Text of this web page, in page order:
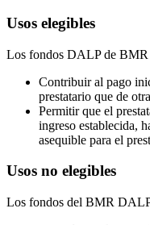
Usos elegibles
Los fondos DALP de BMR
Contribuir al pago
prestatario que de
Permitir que el
ingreso establecida,
asequible para el
Usos no elegibles
Los fondos del BMR